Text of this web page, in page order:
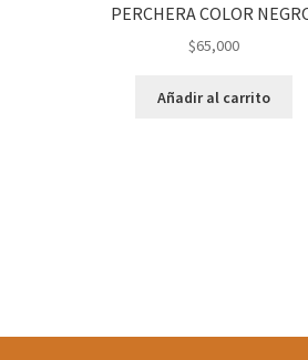
PERCHERA COLOR
$65,000
Añadir al carrito